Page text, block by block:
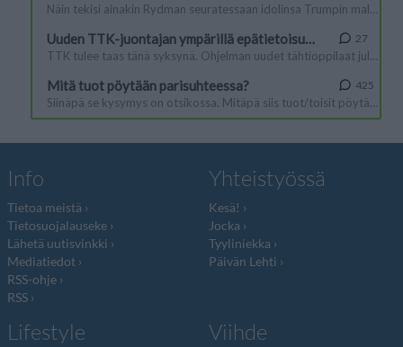
Info
Tietoa meistä
Tietosuojalauseke
Lähetä uutisvinkki
Mediatiedot
RSS-ohje
RSS
Yhteistyössä
Kesä!
Jocka
Tyyliniekka
Päivän Lehti
Lifestyle Viihde